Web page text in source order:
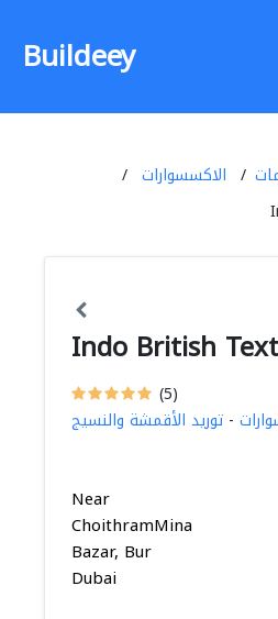
Buildeey
الاكسسوارات
Indo British
(5)
- توريد الأقمشة والنسيج
Near
ChoithramMina
Bazar, Bur
Dubai